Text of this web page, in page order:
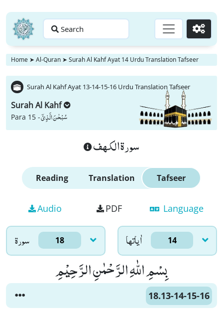
Search Go
Home ➤ Al-Quran ➤ Surah Al Kahf Ayat 14 Urdu Translation Tafseer
Surah Al Kahf Ayat 13-14-15-16 Urdu Translation Tafseer
Surah Al Kahf
Para 15 -سُبْحٰنَ الَّذِیْۤ
سورة الكهف
Reading Translation Tafseer
Audio PDF Language
سورۃ 18 اٰياتها 14
بِسْمِ اللّٰهِ الرَّحْمٰنِ الرَّحِیْمِ
18.13-14-15-16